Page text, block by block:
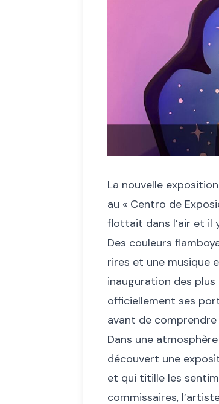
La nouvelle
au « Centro de
flottait dans l’air et il
Des couleurs
rires et une musique
inauguration des plus
officiellement ses
avant de comprendre
Dans une
découvert une
et qui titille les
commissaires,